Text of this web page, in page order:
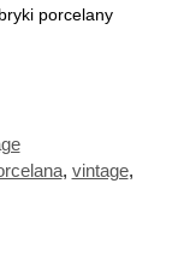
porcelany
, vintage,